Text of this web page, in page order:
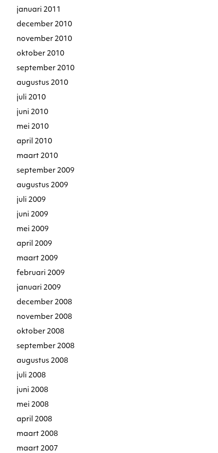
januari 2011
december 2010
november 2010
oktober 2010
september 2010
augustus 2010
juli 2010
juni 2010
mei 2010
april 2010
maart 2010
september 2009
augustus 2009
juli 2009
juni 2009
mei 2009
april 2009
maart 2009
februari 2009
januari 2009
december 2008
november 2008
oktober 2008
september 2008
augustus 2008
juli 2008
juni 2008
mei 2008
april 2008
maart 2008
maart 2007